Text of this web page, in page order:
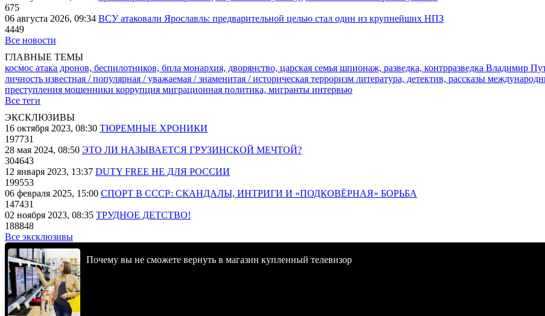
675
06 августа 2026, 09:34 ВСУ атаковали Ярославль: предварительной целью стал один из крупнейших НПЗ
4449
Все новости
ГЛАВНЫЕ ТЕМЫ
космос атака дронов, беспилотников, бпла монархия, дворянство, царская семья шпионаж, разведка, контрразведка Владимир
личность известная / популярная / уважаемая / знаменитая / историческая терроризм литература, детектив, рассказы
преступления мошенники коррупция миграционная политика, мигранты интервью
Все теги
ЭКСКЛЮЗИВЫ
16 октября 2023, 08:30 ТЮРЕМНЫЕ ХРОНИКИ
197731
28 мая 2024, 08:50 ЭТО ЛИ НАЗЫВАЕТСЯ ГРУЗИНСКОЙ МЕЧТОЙ?
304643
12 января 2023, 13:37 DUTY FREE НЕ ДЛЯ РОССИИ
199553
06 февраля 2025, 15:00 СПОРТ В СССР: СКАНДАЛЫ, ИНТРИГИ И «ПОДКОВЁРНАЯ» БОРЬБА
147431
02 ноября 2023, 08:35 ТРУДНОЕ ДЕТСТВО!
188848
Все эксклюзивы
Почему вы не сможете вернуть в магазин купленный телевизор